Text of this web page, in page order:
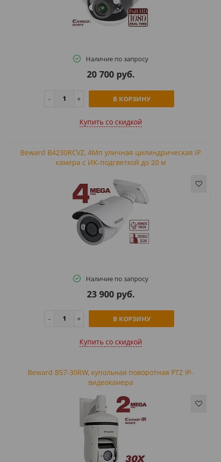
Наличие по запросу
20 700 руб.
В КОРЗИНУ
Купить cо скидкой
Beward B4230RCVZ, 4Мп уличная цилиндрическая IP
камера с ИК-подсветкой до 20 м
Наличие по запросу
23 900 руб.
В КОРЗИНУ
Купить cо скидкой
Beward B57-30RW, купольная поворотная PTZ IP-
видеокамера